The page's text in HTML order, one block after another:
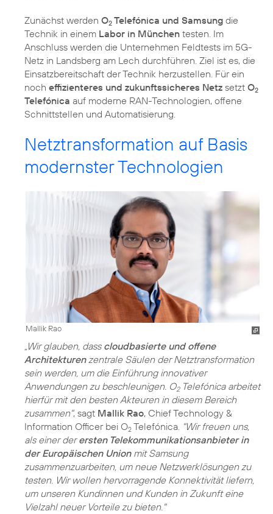
Zunächst werden O2 Telefónica und Samsung die
Technik in einem Labor in München testen. Im
Anschluss werden die Unternehmen Feldtests im 5G-
Netz in Landsberg am Lech durchführen. Ziel ist es, die
Einsatzbereitschaft der Technik herzustellen. Für ein
noch effizienteres und zukunftssicheres Netz setzt O2
Telefónica auf moderne RAN-Technologien, offene
Netztransformation auf Basis
modernster Technologien
Mallik Rao
„Wir glauben, dass cloudbasierte und offene
Architekturenzentrale Säulen der Netztransformation
sein werden, um die Einführung innovativer
Anwendungen zu beschleunigen. O2Telefónica arbeitet
hierfür mit den besten Akteuren in diesem Bereich
zusammen", sagt Mallik Rao, Chief Technology &
Information Officer bei O2 Telefónica. "Wir freuen uns,
als einer derersten Telekommunikationsanbieter in
der Europäischen Unionmit Samsung
zusammenzuarbeiten, um neue Netzwerklösungen zu
testen. Wir wollen hervorragende Konnektivität liefern,
um unseren Kundinnen und Kunden in Zukunft eine
Vielzahl neuer Vorteile zu bieten."